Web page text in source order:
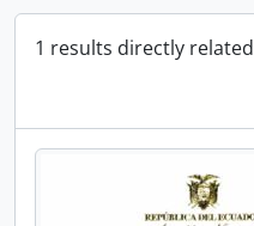
1 results directly related